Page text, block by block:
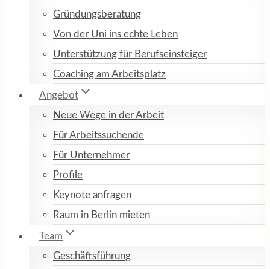
Gründungsberatung
Von der Uni ins echte Leben
Unterstützung für Berufseinsteiger
Coaching am Arbeitsplatz
Angebot
Neue Wege in der Arbeit
Für Arbeitssuchende
Für Unternehmer
Profile
Keynote anfragen
Raum in Berlin mieten
Team
Geschäftsführung